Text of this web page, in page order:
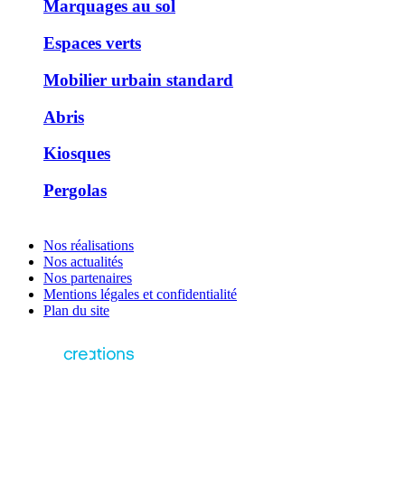
Marquages au sol
Espaces verts
Mobilier urbain standard
Abris
Kiosques
Pergolas
Nos réalisations
Nos actualités
Nos partenaires
Mentions légales et confidentialité
Plan du site